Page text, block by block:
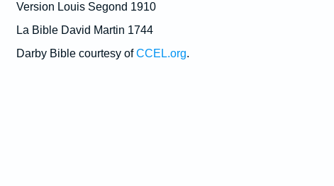
Version Louis Segond 1910
La Bible David Martin 1744
Darby Bible courtesy ofCCEL.org.